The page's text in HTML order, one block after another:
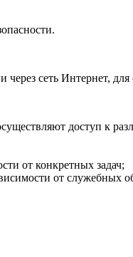
сеть Интернет,
доступ к
от конкретных задач;
от служебных